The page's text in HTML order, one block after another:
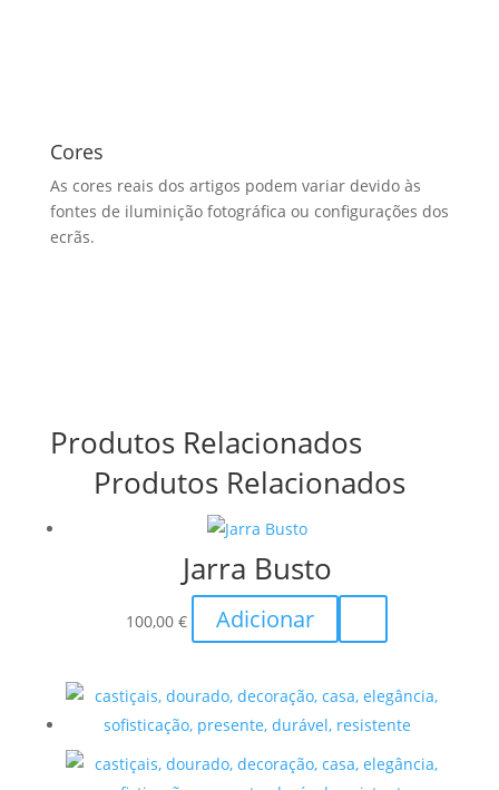
Cores
As cores reais dos artigos podem variar devido às
fontes de iluminição fotográfica ou configurações dos
ecrãs.
Produtos Relacionados
Produtos Relacionados
Jarra Busto
100,00€ Adicionar